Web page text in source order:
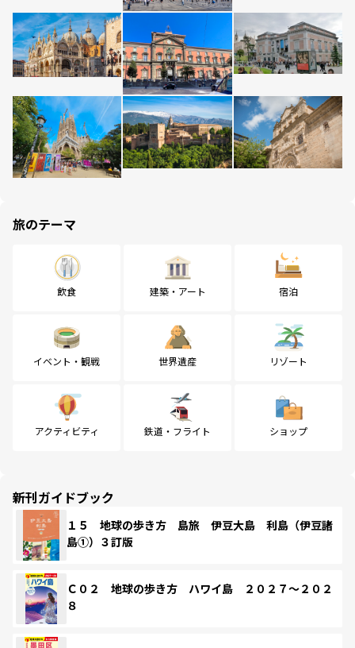
旅のテーマ
飲食 建築・アート 宿泊
イベント・観戦 世界遺産 リゾート
アクティビティ 鉄道・フライト ショップ
新刊ガイドブック
１５ 地球の歩き方 島旅 伊豆大島 利島（伊豆諸
島①）３訂版
Ｃ０２ 地球の歩き方 ハワイ島 ２０２７～２０２
８